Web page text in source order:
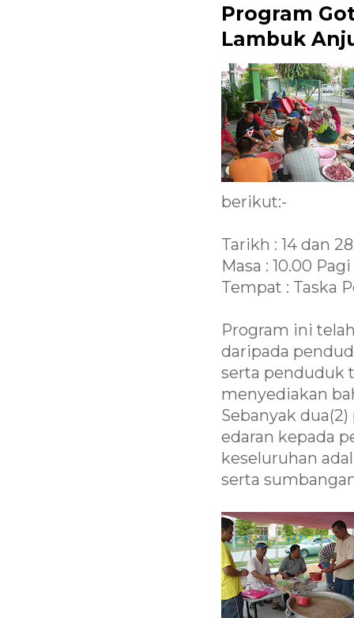
Program
Lambuk
berikut:-
Tarikh : 14 dan
Masa : 10.00
Tempat : Taska
Program ini
daripada
serta penduduk
menyediakan
Sebanyak
edaran kepada
keseluruhan
serta